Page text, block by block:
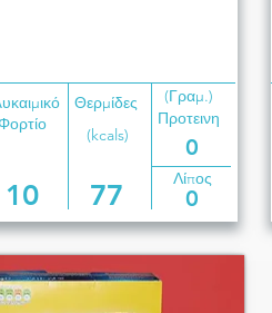
Θερμίδες
(kcals)
Προτεινη
0
(Γραμ.)
10 77 Λίπος
0